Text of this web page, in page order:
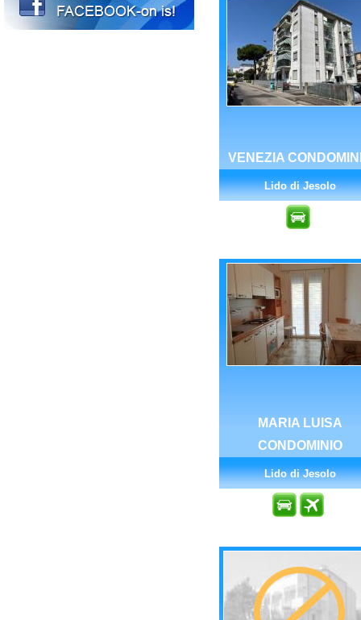
VENEZIA
Lido di Jesolo
MARIA LUISA
CONDOMINIO
Lido di Jesolo